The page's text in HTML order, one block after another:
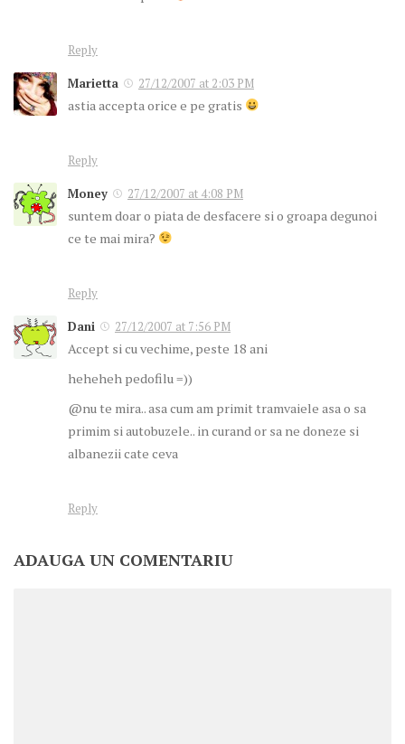
Reply
Marietta 27/12/2007 at 2:03 PM
astia accepta orice e pe gratis
Reply
Money 27/12/2007 at 4:08 PM
suntem doar o piata de desfacere si o groapa degunoi
ce te mai mira?
Reply
Dani 27/12/2007 at 7:56 PM
Accept si cu vechime, peste 18 ani
heheheh pedofilu =))
@nu te mira.. asa cum am primit tramvaiele asa o sa
primim si autobuzele.. in curand or sa ne doneze si
albanezii cate ceva
Reply
ADAUGA UN COMENTARIU